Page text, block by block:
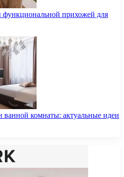
прихожей для
комнаты: актуальные идеи